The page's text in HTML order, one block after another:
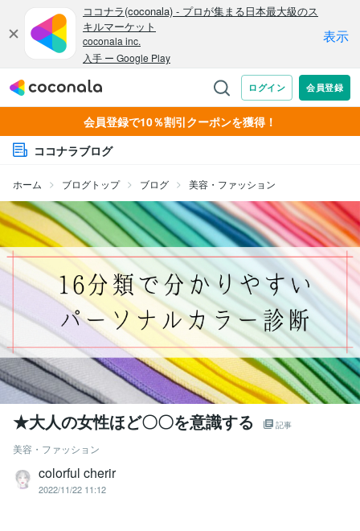
会員登録で10％割引クーポンを獲得！
ココナラブログ
ホーム ブログトップ ブログ 美容・ファッション
★大人の女性ほど〇〇を意識する 記事
美容・ファッション
colorful cherir
2022/11/22 11:12